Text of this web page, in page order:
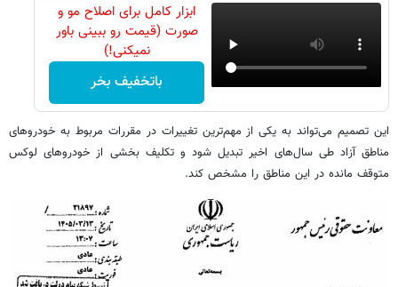
ابزار کامل برای اصلاح مو و
صورت (قیمت رو ببینی باور
نمیکنی!)
باتخفیف بخر
این تصمیم می‌تواند به یکی از مهم‌ترین تغییرات در مقررات مربوط به خودروهای
مناطق آزاد طی سال‌های اخیر تبدیل شود و تکلیف بخشی از خودروهای لوکس
متوقف مانده در این مناطق را مشخص کند.